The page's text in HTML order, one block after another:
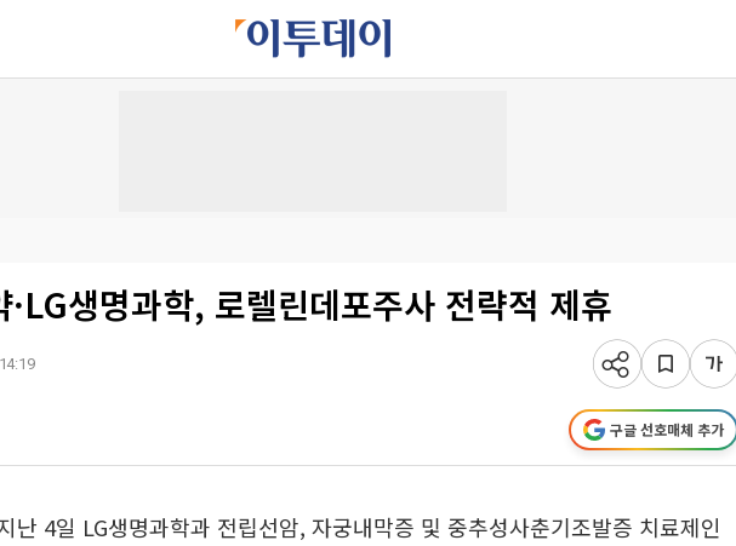
·LG생명과학, 로렐린데포주사 전략적 제휴
구글 선호매체 추가
난 4일 LG생명과학과 전립선암, 자궁내막증 및 중추성사춘기조발증 치료제인